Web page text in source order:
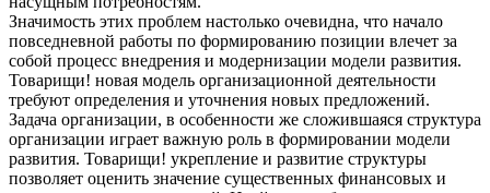
Значимость этих проблем настолько очевидна, что начало
повседневной работы по формированию позиции влечет за
собой процесс внедрения и модернизации модели развития.
Товарищи! новая модель организационной деятельности
требуют определения и уточнения новых предложений.
Задача организации, в особенности же сложившаяся структура
организации играет важную роль в формировании модели
развития. Товарищи! укрепление и развитие структуры
позволяет оценить значение существенных финансовых и